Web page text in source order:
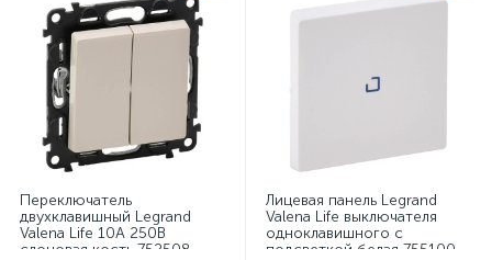
Переключатель
двухклавишный Legrand
Valena Life 10А 250В
слоновая кость 752508
Лицевая панель Legrand
Valena Life выключателя
одноклавишного с
подсветкой белая 755100